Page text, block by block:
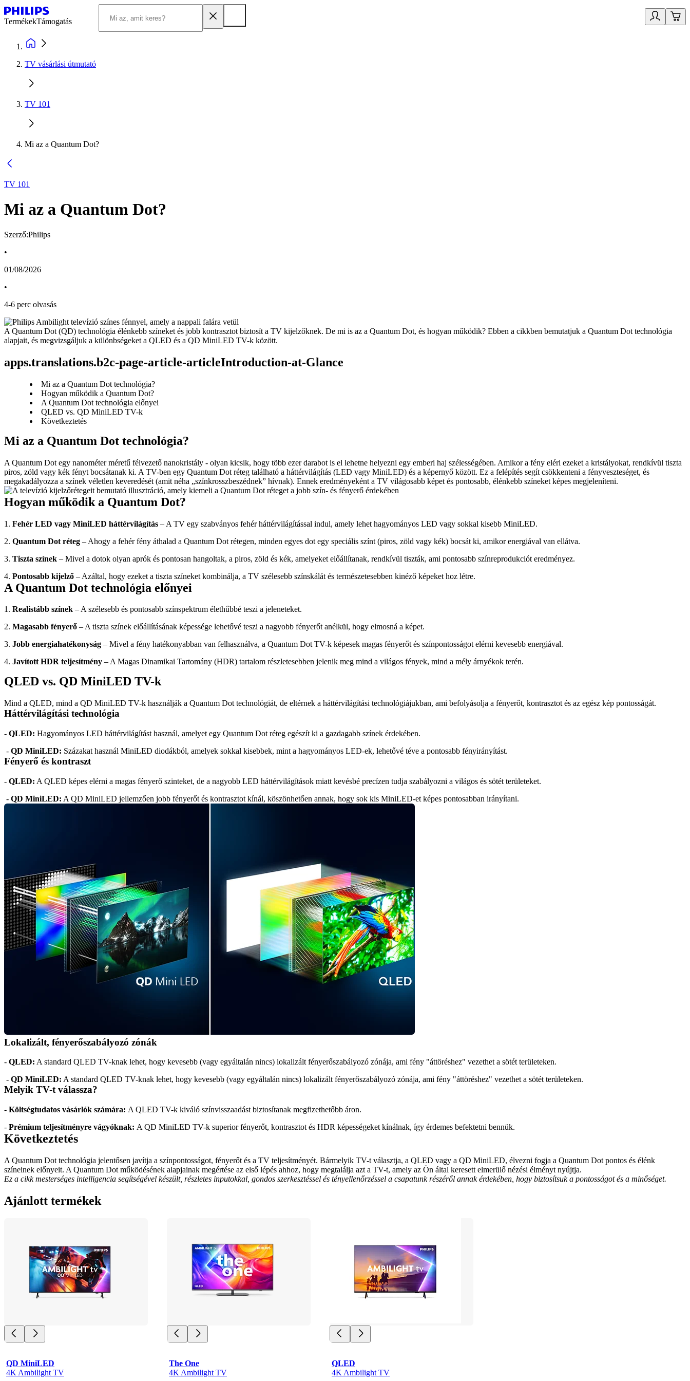
TermékekTámogatás
TV vásárlási útmutató
TV 101
Mi az a Quantum Dot?
TV 101
Mi az a Quantum Dot?
Szerző:Philips
•
01/08/2026
•
4-6 perc olvasás
A Quantum Dot (QD) technológia élénkebb színeket és jobb kontrasztot biztosít a TV kijelzőknek. De mi is az a Quantum Dot, és hogyan működik? Ebben a cikkben bemutatjuk a Quantum Dot technológia
alapjait, és megvizsgáljuk a különbségeket a QLED és a QD MiniLED TV-k között.
apps.translations.b2c-page-article-articleIntroduction-at-Glance
Mi az a Quantum Dot technológia?
Hogyan működik a Quantum Dot?
A Quantum Dot technológia előnyei
QLED vs. QD MiniLED TV-k
Következtetés
Mi az a Quantum Dot technológia?
A Quantum Dot egy nanométer méretű félvezető nanokristály - olyan kicsik, hogy több ezer darabot is el lehetne helyezni egy emberi haj szélességében. Amikor a fény eléri ezeket a kristályokat, rendkívül tiszta
piros, zöld vagy kék fényt bocsátanak ki. A TV-ben egy Quantum Dot réteg található a háttérvilágítás (LED vagy MiniLED) és a képernyő között. Ez a felépítés segít csökkenteni a fényveszteséget, és
megakadályozza a színek véletlen keveredését (amit néha „színkrosszbeszédnek” hívnak). Ennek eredményeként a TV világosabb képet és pontosabb, élénkebb színeket képes megjeleníteni.
Hogyan működik a Quantum Dot?
1. Fehér LED vagy MiniLED háttérvilágítás – A TV egy szabványos fehér háttérvilágítással indul, amely lehet hagyományos LED vagy sokkal kisebb MiniLED.
2. Quantum Dot réteg – Ahogy a fehér fény áthalad a Quantum Dot rétegen, minden egyes dot egy speciális színt (piros, zöld vagy kék) bocsát ki, amikor energiával van ellátva.
3. Tiszta színek – Mivel a dotok olyan aprók és pontosan hangoltak, a piros, zöld és kék, amelyeket előállítanak, rendkívül tiszták, ami pontosabb színreprodukciót eredményez.
4. Pontosabb kijelző – Azáltal, hogy ezeket a tiszta színeket kombinálja, a TV szélesebb színskálát és természetesebben kinéző képeket hoz létre.
A Quantum Dot technológia előnyei
1. Realistább színek – A szélesebb és pontosabb színspektrum élethűbbé teszi a jeleneteket.
2. Magasabb fényerő – A tiszta színek előállításának képessége lehetővé teszi a nagyobb fényerőt anélkül, hogy elmosná a képet.
3. Jobb energiahatékonyság – Mivel a fény hatékonyabban van felhasználva, a Quantum Dot TV-k képesek magas fényerőt és színpontosságot elérni kevesebb energiával.
4. Javított HDR teljesítmény – A Magas Dinamikai Tartomány (HDR) tartalom részletesebben jelenik meg mind a világos fények, mind a mély árnyékok terén.
QLED vs. QD MiniLED TV-k
Mind a QLED, mind a QD MiniLED TV-k használják a Quantum Dot technológiát, de eltérnek a háttérvilágítási technológiájukban, ami befolyásolja a fényerőt, kontrasztot és az egész kép pontosságát.
Háttérvilágítási technológia
- QLED: Hagyományos LED háttérvilágítást használ, amelyet egy Quantum Dot réteg egészít ki a gazdagabb színek érdekében.
- QD MiniLED: Százakat használ MiniLED diodákból, amelyek sokkal kisebbek, mint a hagyományos LED-ek, lehetővé téve a pontosabb fényirányítást.
Fényerő és kontraszt
- QLED: A QLED képes elérni a magas fényerő szinteket, de a nagyobb LED háttérvilágítások miatt kevésbé precízen tudja szabályozni a világos és sötét területeket.
- QD MiniLED: A QD MiniLED jellemzően jobb fényerőt és kontrasztot kínál, köszönhetően annak, hogy sok kis MiniLED-et képes pontosabban irányítani.
Lokalizált, fényerőszabályozó zónák
- QLED: A standard QLED TV-knak lehet, hogy kevesebb (vagy egyáltalán nincs) lokalizált fényerőszabályozó zónája, ami fény "áttöréshez" vezethet a sötét területeken.
- QD MiniLED: A standard QLED TV-knak lehet, hogy kevesebb (vagy egyáltalán nincs) lokalizált fényerőszabályozó zónája, ami fény "áttöréshez" vezethet a sötét területeken.
Melyik TV-t válassza?
- Költségtudatos vásárlók számára: A QLED TV-k kiváló színvisszaadást biztosítanak megfizethetőbb áron.
- Prémium teljesítményre vágyóknak: A QD MiniLED TV-k superior fényerőt, kontrasztot és HDR képességeket kínálnak, így érdemes befektetni bennük.
Következtetés
A Quantum Dot technológia jelentősen javítja a színpontosságot, fényerőt és a TV teljesítményét. Bármelyik TV-t választja, a QLED vagy a QD MiniLED, élvezni fogja a Quantum Dot pontos és élénk
színeinek előnyeit. A Quantum Dot működésének alapjainak megértése az első lépés ahhoz, hogy megtalálja azt a TV-t, amely az Ön által keresett elmerülő nézési élményt nyújtja.
Ez a cikk mesterséges intelligencia segítségével készült, részletes inputokkal, gondos szerkesztéssel és tényellenőrzéssel a csapatunk részéről annak érdekében, hogy biztosítsuk a pontosságot és a minőséget.
Ajánlott termékek
QD MiniLED
4K Ambilight TV
The One
4K Ambilight TV
QLED
4K Ambilight TV